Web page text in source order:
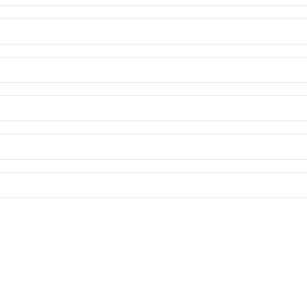
di età inferiore ai 5 anni
di chiazze che non schiariscono sotto la pressione delle
del pediatra se il bambino presenta:
al di sotto dei 3 mesi di età
l'organismo (infezione generalizzata o sistemica). In
sepsi comprendono:
che riveste l'interno dell'addome)
sulla presenza di un'
frequenze cardiaca e respiratoria) devono
presente e altri esami di laboratorio in grado
sua localizzazione possono essere effettuati ulteriori
sito e della causa dell'
sospetta, il medico di famiglia prescrive il ricovero
immediato in un'unità di terapia intensiva.
articolato che comprende, entro un'ora dal suo
è ridurre il rischio di contrarre
dare luogo a sepsi sono disponibili
(CDC).